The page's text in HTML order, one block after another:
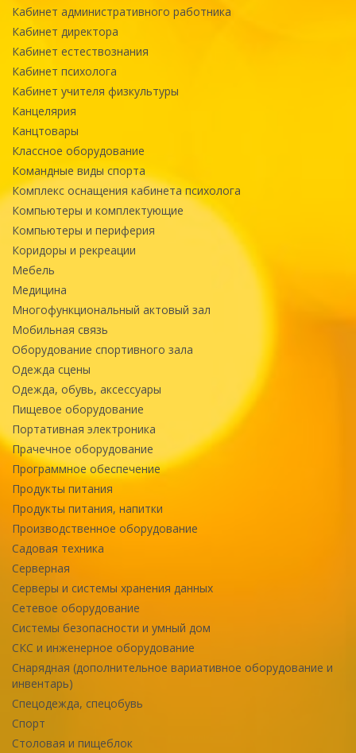
Кабинет административного работника
Кабинет директора
Кабинет естествознания
Кабинет психолога
Кабинет учителя физкультуры
Канцелярия
Канцтовары
Классное оборудование
Командные виды спорта
Комплекс оснащения кабинета психолога
Компьютеры и комплектующие
Компьютеры и периферия
Коридоры и рекреации
Мебель
Медицина
Многофункциональный актовый зал
Мобильная связь
Оборудование спортивного зала
Одежда сцены
Одежда, обувь, аксессуары
Пищевое оборудование
Портативная электроника
Прачечное оборудование
Программное обеспечение
Продукты питания
Продукты питания, напитки
Производственное оборудование
Садовая техника
Серверная
Серверы и системы хранения данных
Сетевое оборудование
Системы безопасности и умный дом
СКС и инженерное оборудование
Снарядная (дополнительное вариативное оборудование и
инвентарь)
Спецодежда, спецобувь
Спорт
Столовая и пищеблок